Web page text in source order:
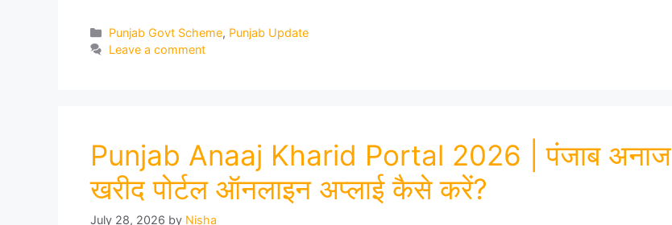
Categories
Punjab Govt Scheme, Punjab Update
Leave a comment
Punjab Anaaj Kharid Portal 2026 | पंजाब अनाज
खरीद पोर्टल ऑनलाइन अप्लाई कैसे करें?
July 28, 2026 by Nisha